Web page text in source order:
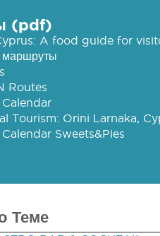
(pdf)
A food guide for
Routes
Tourism: Orini Larnaka,
Sweets&Pies
Теме